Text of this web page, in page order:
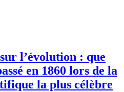
l’évolution : que
en 1860 lors de la
la plus célèbre